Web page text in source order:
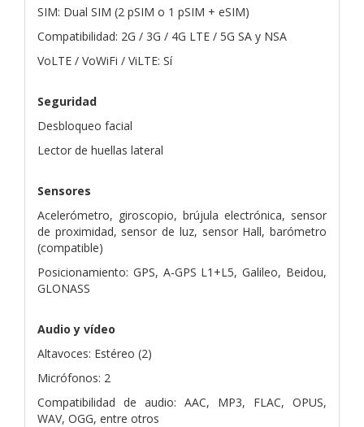
SIM: Dual SIM (2 pSIM o 1 pSIM + eSIM)
Compatibilidad: 2G / 3G / 4G LTE / 5G SA y NSA
VoLTE / VoWiFi / ViLTE: Sí
Seguridad
Desbloqueo facial
Lector de huellas lateral
Sensores
Acelerómetro, giroscopio, brújula electrónica, sensor
de proximidad, sensor de luz, sensor Hall, barómetro
(compatible)
Posicionamiento: GPS, A-GPS L1+L5, Galileo, Beidou,
GLONASS
Audio y vídeo
Altavoces: Estéreo (2)
Micrófonos: 2
Compatibilidad de audio: AAC, MP3, FLAC, OPUS,
WAV, OGG, entre otros